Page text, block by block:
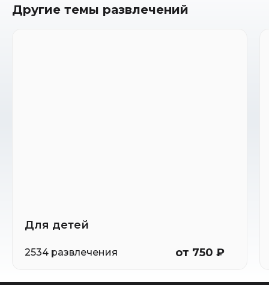
Другие темы развлечений
Для детей
2534 развлечения от 750 ₽